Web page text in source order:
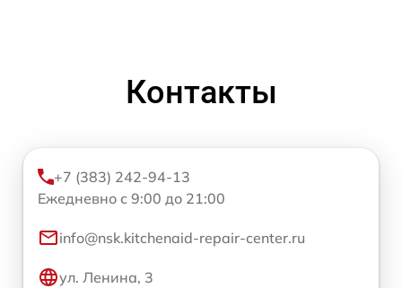
Контакты
+7 (383) 242-94-13
Ежедневно с 9:00 до 21:00
info@nsk.kitchenaid-repair-center.ru
ул. Ленина, 3